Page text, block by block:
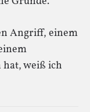
Angriff, einem
hat, weiß ich